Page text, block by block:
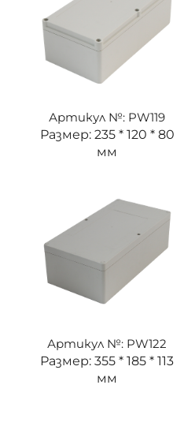
Артикул №: PW119
Размер: 235 * 120 * 80
мм
Артикул №: PW122
Размер: 355 * 185 * 113
мм